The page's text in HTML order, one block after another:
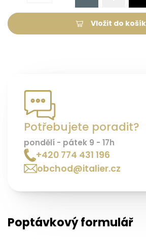
Vložit do
Potřebujete poradit?
pondělí - pátek 9 - 17h
+420 774 431 196
obchod@italier.cz
Poptávkový formulář